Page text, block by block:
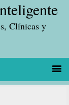
Clínicas y